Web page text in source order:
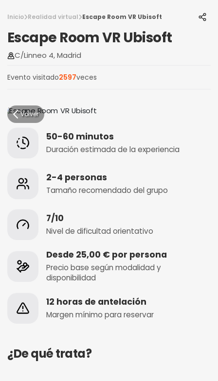
Inicio Realidad virtual Escape Room VR Ubisoft
Escape Room VR Ubisoft
C/Linneo 4, Madrid
Evento visitado2597veces
Volver
50-60 minutos
Duración estimada de la experiencia
2-4 personas
Tamaño recomendado del grupo
7/10
Nivel de dificultad orientativo
Desde 25,00 € por persona
Precio base según modalidad y
disponibilidad
12 horas de antelación
Margen mínimo para reservar
¿De qué trata?